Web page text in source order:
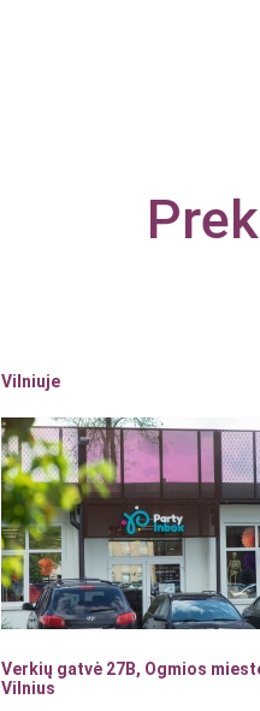
Vilniuje
Verkių gatvė 27B, Ogmios
Vilnius